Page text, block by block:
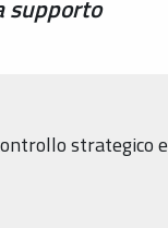
supporto
strategico e